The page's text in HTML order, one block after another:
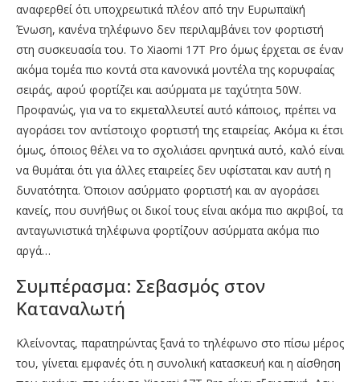
αναφερθεί ότι υποχρεωτικά πλέον από την Ευρωπαϊκή
Ένωση, κανένα τηλέφωνο δεν περιλαμβάνει τον φορτιστή
στη συσκευασία του. Το Xiaomi 17T Pro όμως έρχεται σε έναν
ακόμα τομέα πιο κοντά στα κανονικά μοντέλα της κορυφαίας
σειράς, αφού φορτίζει και ασύρματα με ταχύτητα 50W.
Προφανώς, για να το εκμεταλλευτεί αυτό κάποιος, πρέπει να
αγοράσει τον αντίστοιχο φορτιστή της εταιρείας. Ακόμα κι έτσι
όμως, όποιος θέλει να το σχολιάσει αρνητικά αυτό, καλό είναι
να θυμάται ότι για άλλες εταιρείες δεν υφίσταται καν αυτή η
δυνατότητα. Όποιον ασύρματο φορτιστή και αν αγοράσει
κανείς, που συνήθως οι δικοί τους είναι ακόμα πιο ακριβοί, τα
ανταγωνιστικά τηλέφωνα φορτίζουν ασύρματα ακόμα πιο
αργά…
Συμπέρασμα: Σεβασμός στον
Καταναλωτή
Κλείνοντας, παρατηρώντας ξανά το τηλέφωνο στο πίσω μέρος
του, γίνεται εμφανές ότι η συνολική κατασκευή και η αίσθηση